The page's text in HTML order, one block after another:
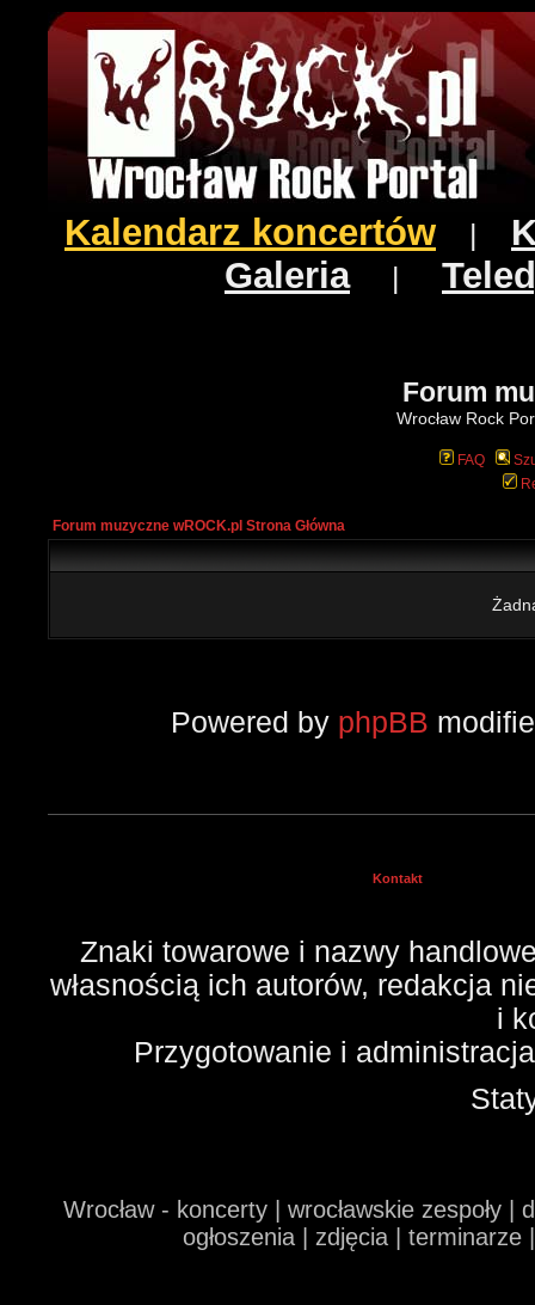
Kalendarz koncertów
Galeria|
Forum
Wrocław Rock
FAQ
Forum muzyczne wROCK.pl Strona Główna
Powered by phpBB
Kontakt
Znaki towarowe i nazwy
własnością ich autorów, redakcja
i
Przygotowanie i
Wrocław - koncerty | wrocławskie zespoły
ogłoszenia | zdjęcia |